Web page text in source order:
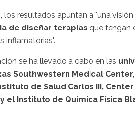
los resultados apuntan a "una
de diseñar terapias que tengan
inflamatorias".
se ha llevado a cabo en las
Southwestern Medical
de Salud Carlos III,
el Instituto de Química Física